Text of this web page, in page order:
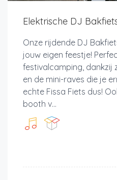
Elektrische DJ
Onze rijdende DJ
jouw eigen feestje!
festivalcamping, dankzij
en de mini-raves die je
echte Fissa Fiets dus!
booth v...